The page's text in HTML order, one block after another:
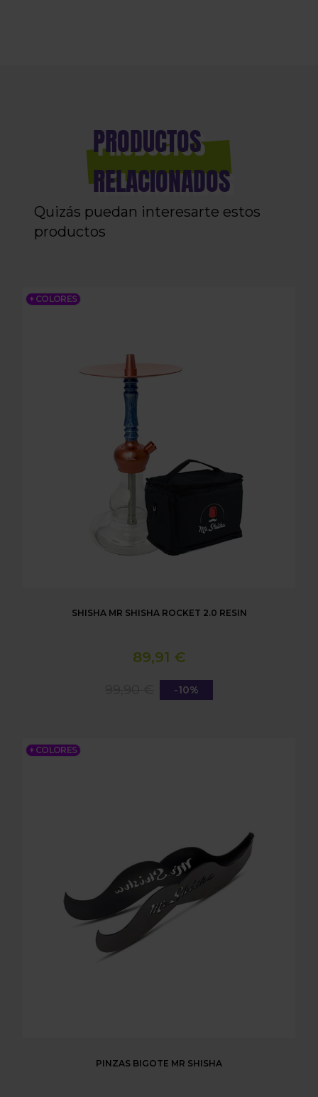
PRODUCTOS
RELACIONADOS
Quizás puedan interesarte estos
productos
+ COLORES
SHISHA MR SHISHA ROCKET 2.0 RESIN
SHISHA MR SHISHA ROCKET 2.0 RESIN
89,91 €
-10%
+ COLORES
PINZAS BIGOTE MR SHISHA
PINZAS BIGOTE MR SHISHA